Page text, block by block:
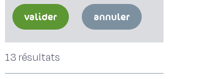
valider annuler
13 résultats